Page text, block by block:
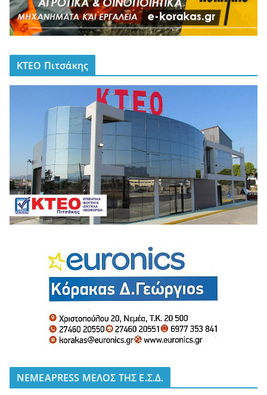
ΚΤΕΟ Πιτσάκης
NEMEAPRESS ΜΕΛΟΣ ΤΗΣ Ε.Σ.Δ.